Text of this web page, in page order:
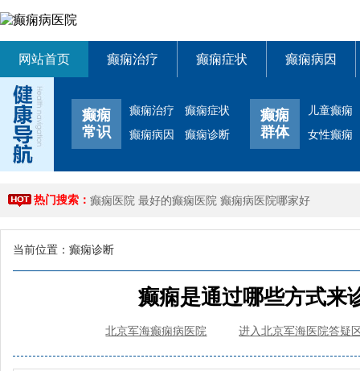
网站首页 癫痫治疗 癫痫症状 癫痫病因
癫痫
常识
癫痫治疗
癫痫症状
癫痫病因
癫痫诊断
癫痫
群体
儿童癫痫
女性癫痫
热门搜索： 癫痫医院 最好的癫痫医院 癫痫病医院哪家好
当前位置： 癫痫诊断
癫痫是通过哪些方式来
北京军海癫痫病医院 进入北京军海医院答疑